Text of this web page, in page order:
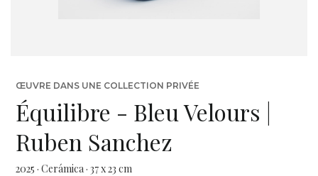
ŒUVRE DANS UNE COLLECTION PRIVÉE
Équilibre - Bleu Velours |
Ruben Sanchez
2025 · Cerámica · 37 x 23 cm